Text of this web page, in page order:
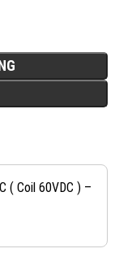
( Coil 60VDC ) –